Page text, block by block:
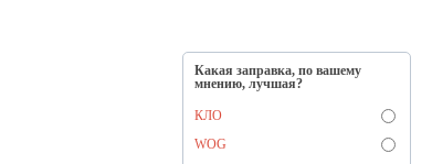
Какая заправка, по вашему
мнению, лучшая?
КЛО
WOG